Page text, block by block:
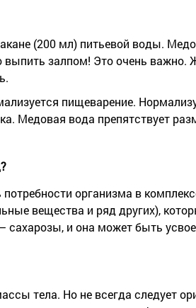
(200 мл) питьевой воды.
залпом! Это очень важно.
пищеварение.
Медовая вода препятствует
организма в
вещества и ряд других),
и она может быть
тела. Но не всегда следует